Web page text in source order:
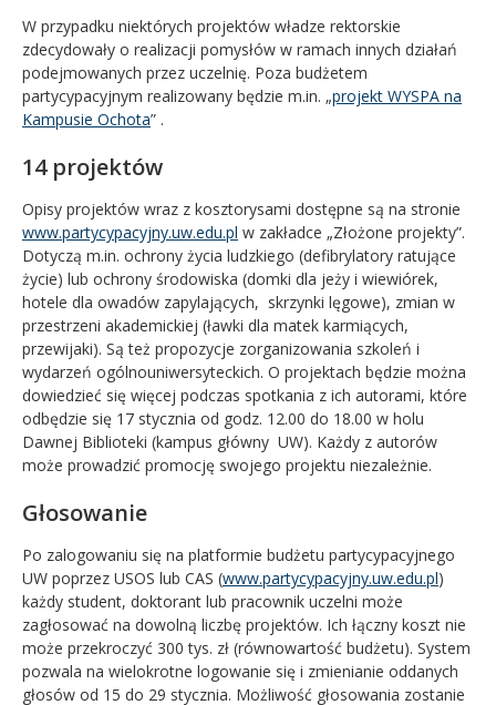
W przypadku niektórych projektów władze rektorskie
zdecydowały o realizacji pomysłów w ramach innych działań
podejmowanych przez uczelnię. Poza budżetem
partycypacyjnym realizowany będzie m.in. „projekt WYSPA na
Kampusie Ochota” .
14 projektów
Opisy projektów wraz z kosztorysami dostępne są na stronie
www.partycypacyjny.uw.edu.pl w zakładce „Złożone projekty”.
Dotyczą m.in. ochrony życia ludzkiego (defibrylatory ratujące
życie) lub ochrony środowiska (domki dla jeży i wiewiórek,
hotele dla owadów zapylających, skrzynki lęgowe), zmian w
przestrzeni akademickiej (ławki dla matek karmiących,
przewijaki). Są też propozycje zorganizowania szkoleń i
wydarzeń ogólnouniwersyteckich. O projektach będzie można
dowiedzieć się więcej podczas spotkania z ich autorami, które
odbędzie się 17 stycznia od godz. 12.00 do 18.00 w holu
Dawnej Biblioteki (kampus główny UW). Każdy z autorów
może prowadzić promocję swojego projektu niezależnie.
Głosowanie
Po zalogowaniu się na platformie budżetu partycypacyjnego
UW poprzez USOS lub CAS (www.partycypacyjny.uw.edu.pl)
każdy student, doktorant lub pracownik uczelni może
zagłosować na dowolną liczbę projektów. Ich łączny koszt nie
może przekroczyć 300 tys. zł (równowartość budżetu). System
pozwala na wielokrotne logowanie się i zmienianie oddanych
głosów od 15 do 29 stycznia. Możliwość głosowania zostanie